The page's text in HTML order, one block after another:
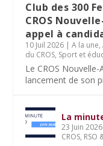
Club des 300
CROS
appel à
10 Juil 2026 |A la une,
du CROS, Sport et
Le CROS
lancement de son
La
23 Juin 2026
CROS, RSO